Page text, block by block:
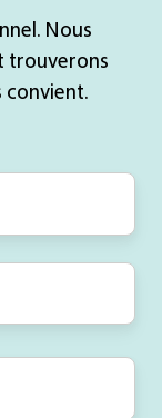
Nous
trouverons
convient.